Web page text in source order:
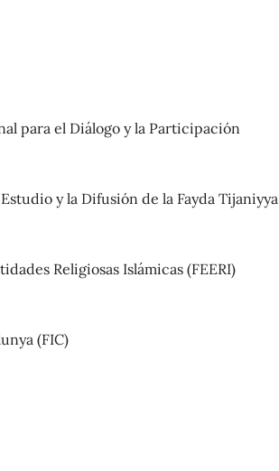
para el Diálogo y la Participación
y la Difusión de la Fayda Tijaniyya
Religiosas Islámicas (FEERI)
(FIC)